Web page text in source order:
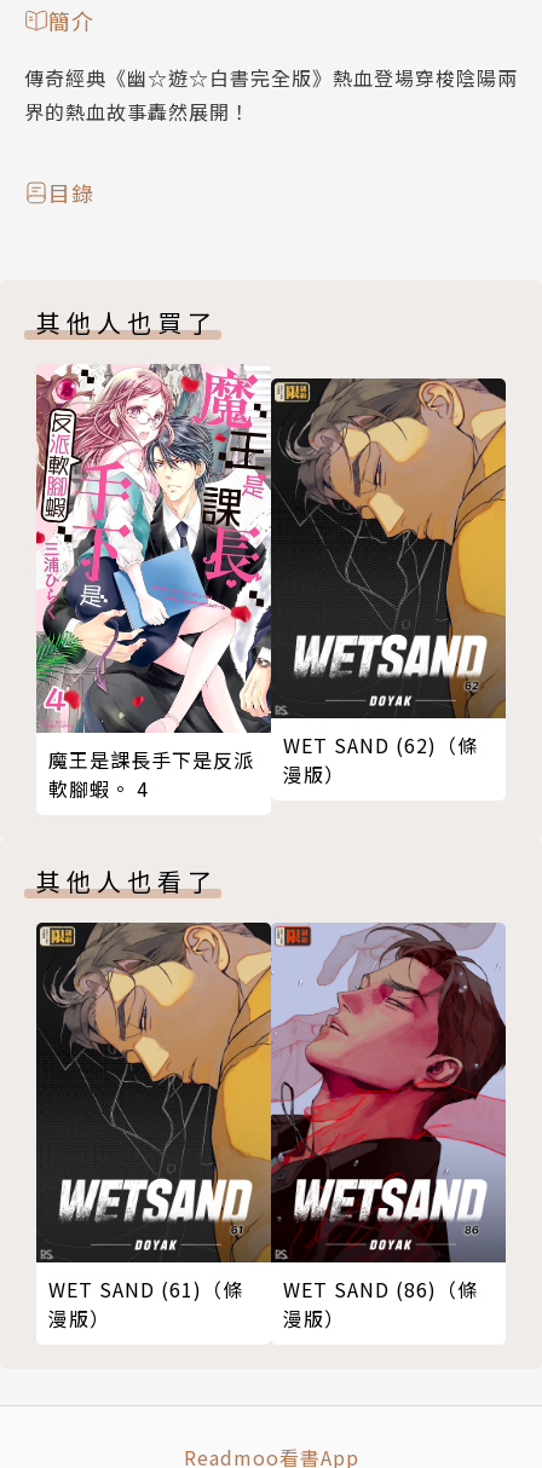
簡介
傳奇經典《幽☆遊☆白書完全版》熱血登場穿梭陰陽兩
界的熱血故事轟然展開！
目錄
其他人也買了
魔王是課長手下是反派
軟腳蝦。 4
WET SAND (62)（條
漫版）
其他人也看了
WET SAND (61)（條
漫版）
WET SAND (86)（條
漫版）
Readmoo看書App